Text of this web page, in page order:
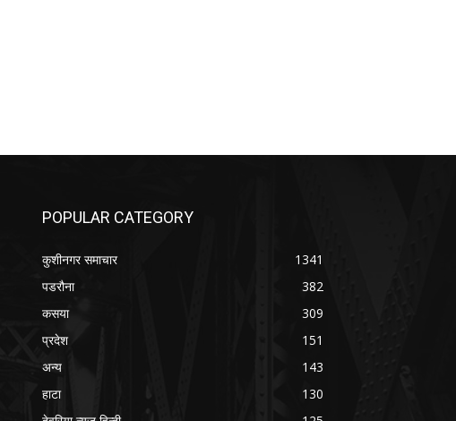
POPULAR CATEGORY
कुशीनगर समाचार
1341
पडरौना
382
कसया
309
प्रदेश
151
अन्य
143
हाटा
130